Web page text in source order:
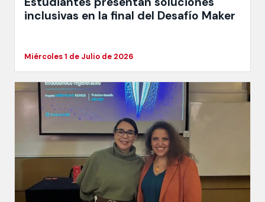
inclusivas en la final del Desafío Maker
Miércoles 1 de Julio de 2026